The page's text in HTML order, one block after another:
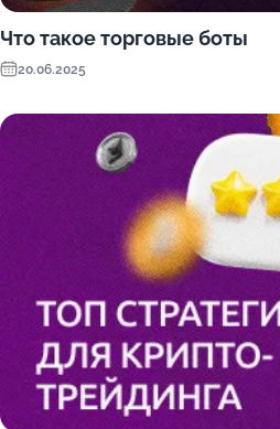
Что такое торговые боты
20.06.2025